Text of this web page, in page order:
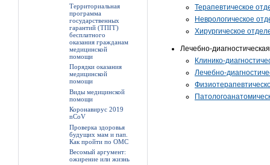
Территориальная
программа
государственных
гарантий (ТПГГ)
бесплатного
оказания гражданам
медицинской
помощи
Порядки оказания
медицинской
помощи
Виды медицинской
помощи
Коронавирус 2019
nCoV
Проверка здоровья
будущих мам и пап.
Как пройти по ОМС
Весомый аргумент:
ожирение или жизнь
Терапевтическое
Неврологическое
Хирургическое
Лечебно-
Клинико-
Лечебно-